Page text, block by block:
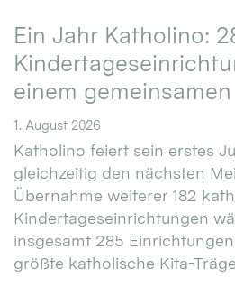
Ein Jahr Katholino:
einem
1. August 2026
Katholino feiert sein erstes
gleichzeitig den nächsten
Übernahme weiterer 182
Kindertageseinrichtungen
insgesamt 285
größte katholische Kita-